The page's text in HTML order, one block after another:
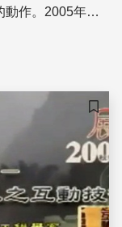
動作。2005年日
行走時，人們
儲存